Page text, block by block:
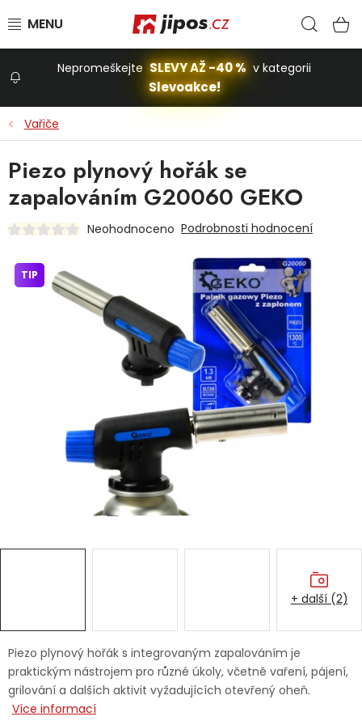
Stavba a dům
Domácnost
Dětská hřiště
Autodoplňky
Ochranné pomůcky
Značky
Nepromeškejte SLEVY AŽ -40 % v kategorii
Slevoakce!
Vařiče
Piezo plynový hořák s integrovaným zapalováním je
praktickým nástrojem pro různé úkoly, včetně vaření, pájení,
grilování a dalších aktivit vyžadujících otevřený oheň.
Více informací
Piezo plynový hořák se
zapalováním G20060 GEKO
Neohodnoceno Podrobnosti hodnocení
TIP
+ další (2)